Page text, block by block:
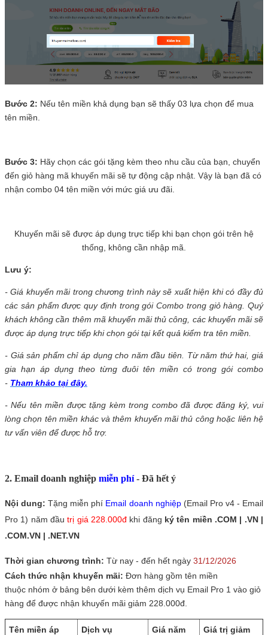
Bước 2: Nếu tên miền khả dụng bạn sẽ thấy 03 lựa chọn để mua
tên miền.
Bước 3: Hãy chọn các gói tặng kèm theo nhu cầu của bạn, chuyển
đến giỏ hàng mã khuyến mãi sẽ tự động cập nhật. Vậy là bạn đã có
nhận combo 04 tên miền với mức giá ưu đãi.
Khuyến mãi sẽ được áp dụng trực tiếp khi bạn chọn gói trên hệ
thống, không cần nhập mã.
Lưu ý:
- Giá khuyến mãi trong chương trình này sẽ xuất hiện khi có đầy đủ
các sản phẩm được quy định trong gói Combo trong giỏ hàng. Quý
khách không cần thêm mã khuyến mãi thủ công, các khuyến mãi sẽ
được áp dụng trực tiếp khi chọn gói tại kết quả kiểm tra tên miền.
- Giá sản phẩm chỉ áp dụng cho năm đầu tiên. Từ năm thứ hai, giá
gia hạn áp dụng theo từng đuôi tên miền có trong gói combo
- Tham khảo tại đây.
- Nếu tên miền được tặng kèm trong combo đã được đăng ký, vui
lòng chọn tên miền khác và thêm khuyến mãi thủ công hoặc liên hệ
tư vấn viên để được hỗ trợ.
2. Email doanh nghiệp miễn phí- Đã hết ý
Nội dung: Tặng miễn phí Email doanh nghiệp(Email Pro v4 - Email
Pro 1) năm đầutrị giá 228.000đ khi đăng ký tên miền .COM | .VN |
.COM.VN | .NET.VN
Thời gian chương trình: Từ nay - đến hết ngày 31/12/2026
Cách thức nhận khuyến mãi: Đơn hàng gồm tên miền
thuộc nhóm ở bảng bên dưới kèm thêm dịch vụ Email Pro 1 vào giỏ
hàng để được nhận khuyến mãi giảm 228.000đ.
Tên miền áp
Dịch vụ
Giá năm
Giá trị giảm